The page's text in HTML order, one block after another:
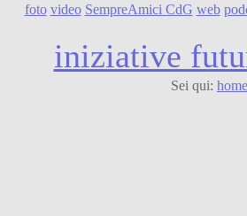
foto video SempreAmici CdG web
iniziative
Sei qui: